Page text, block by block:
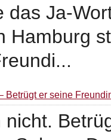
das Ja-
Hamburg
Betrügt er seine
nicht.